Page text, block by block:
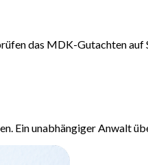
das MDK-Gutachten
Ein unabhängiger Anwalt